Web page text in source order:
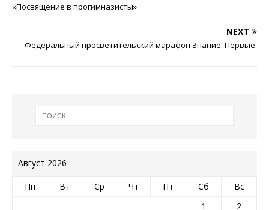
«Посвящение в прогимназисты»
NEXT
Федеральный просветительский марафон Знание. Первые.
Август 2026
Пн Вт Ср Чт Пт Сб
Вс
1
2